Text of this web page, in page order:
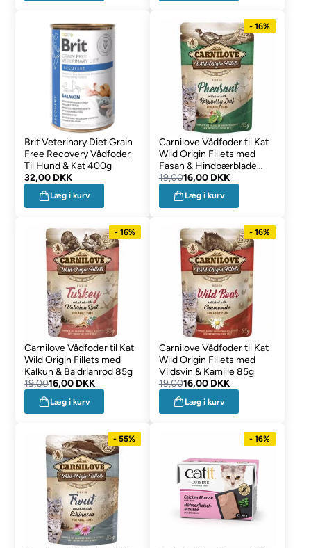
Brit Veterinary Diet Grain
Free Recovery Vådfoder
Til Hund & Kat 400g
32,00 DKK
Læg i kurv
- 16%
Carnilove Vådfoder til Kat
Wild Origin Fillets med
Fasan & Hindbærblade
85g
19,0016,00 DKK
Læg i kurv
- 16%
Carnilove Vådfoder til Kat
Wild Origin Fillets med
Kalkun & Baldrianrod 85g
19,0016,00 DKK
Læg i kurv
- 16%
Carnilove Vådfoder til Kat
Wild Origin Fillets med
Vildsvin & Kamille 85g
19,0016,00 DKK
Læg i kurv
- 55% - 16%